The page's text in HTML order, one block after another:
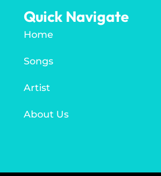
Quick Navigate
Home
Songs
Artist
About Us